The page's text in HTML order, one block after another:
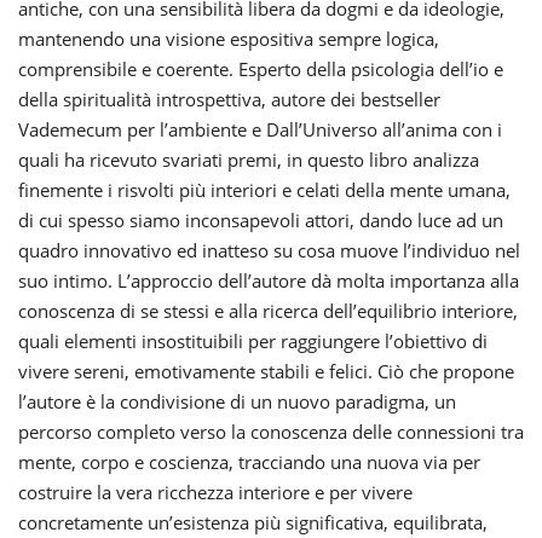
antiche, con una sensibilità libera da dogmi e da ideologie,
mantenendo una visione espositiva sempre logica,
comprensibile e coerente. Esperto della psicologia dell’io e
della spiritualità introspettiva, autore dei bestseller
Vademecum per l’ambiente e Dall’Universo all’anima con i
quali ha ricevuto svariati premi, in questo libro analizza
finemente i risvolti più interiori e celati della mente umana,
di cui spesso siamo inconsapevoli attori, dando luce ad un
quadro innovativo ed inatteso su cosa muove l’individuo nel
suo intimo. L’approccio dell’autore dà molta importanza alla
conoscenza di se stessi e alla ricerca dell’equilibrio interiore,
quali elementi insostituibili per raggiungere l’obiettivo di
vivere sereni, emotivamente stabili e felici. Ciò che propone
l’autore è la condivisione di un nuovo paradigma, un
percorso completo verso la conoscenza delle connessioni tra
mente, corpo e coscienza, tracciando una nuova via per
costruire la vera ricchezza interiore e per vivere
concretamente un’esistenza più significativa, equilibrata,